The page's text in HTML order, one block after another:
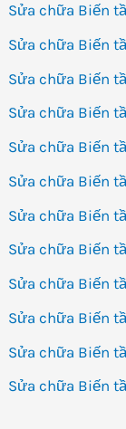
Sửa chữa Biến
Sửa chữa Biến
Sửa chữa Biến
Sửa chữa Biến
Sửa chữa Biến
Sửa chữa Biến
Sửa chữa Biến
Sửa chữa Biến
Sửa chữa Biến
Sửa chữa Biến
Sửa chữa Biến
Sửa chữa Biến